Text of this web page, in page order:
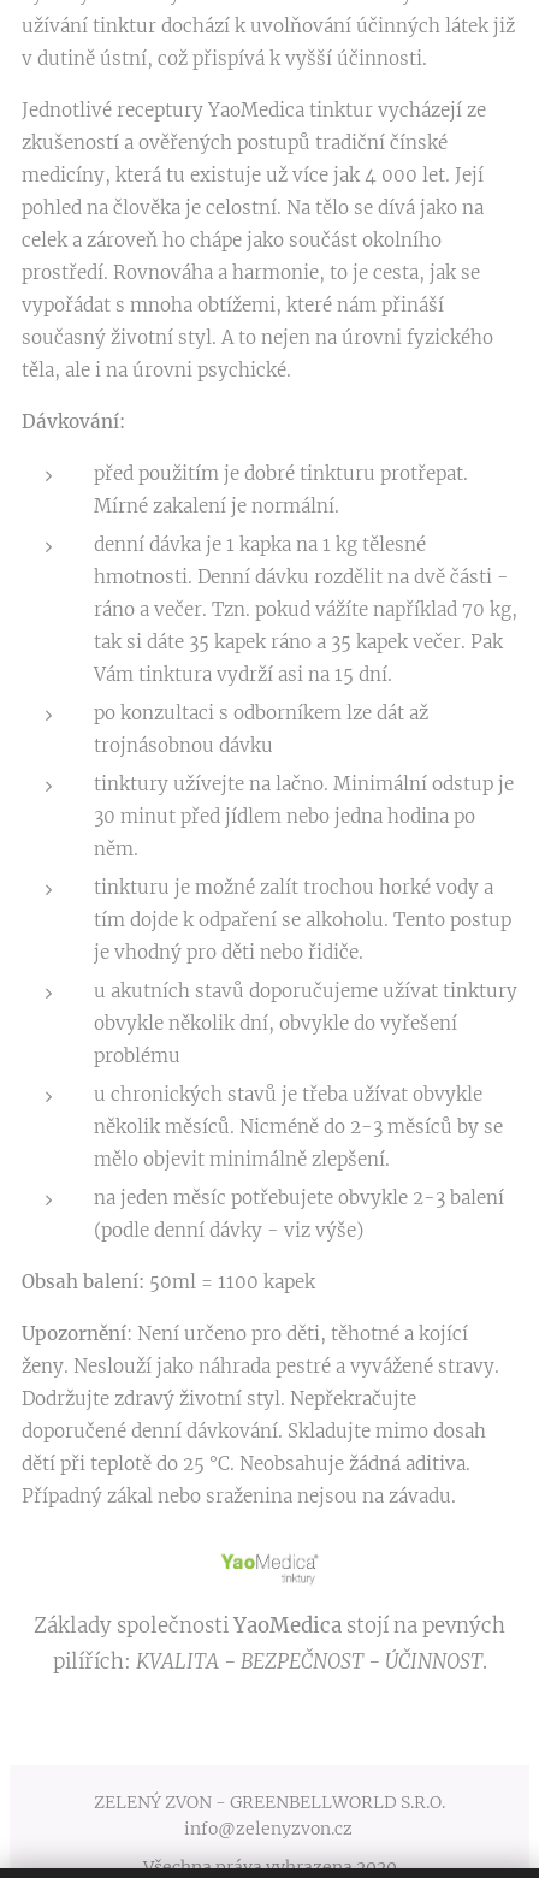
užívání tinktur dochází k uvolňování účinných látek již
v dutině ústní, což přispívá k vyšší účinnosti.
Jednotlivé receptury YaoMedica tinktur vycházejí ze
zkušeností a ověřených postupů tradiční čínské
medicíny, která tu existuje už více jak 4 000 let. Její
pohled na člověka je celostní. Na tělo se dívá jako na
celek a zároveň ho chápe jako součást okolního
prostředí. Rovnováha a harmonie, to je cesta, jak se
vypořádat s mnoha obtížemi, které nám přináší
současný životní styl. A to nejen na úrovni fyzického
těla, ale i na úrovni psychické.
Dávkování:
před použitím je dobré tinkturu protřepat.
Mírné zakalení je normální.
denní dávka je 1 kapka na 1 kg tělesné
hmotnosti. Denní dávku rozdělit na dvě části -
ráno a večer. Tzn. pokud vážíte například 70 kg,
tak si dáte 35 kapek ráno a 35 kapek večer. Pak
Vám tinktura vydrží asi na 15 dní.
po konzultaci s odborníkem lze dát až
trojnásobnou dávku
tinktury užívejte na lačno. Minimální odstup je
30 minut před jídlem nebo jedna hodina po
něm.
tinkturu je možné zalít trochou horké vody a
tím dojde k odpaření se alkoholu. Tento postup
je vhodný pro děti nebo řidiče.
u akutních stavů doporučujeme užívat tinktury
obvykle několik dní, obvykle do vyřešení
problému
u chronických stavů je třeba užívat obvykle
několik měsíců. Nicméně do 2-3 měsíců by se
mělo objevit minimálně zlepšení.
na jeden měsíc potřebujete obvykle 2-3 balení
(podle denní dávky - viz výše)
Obsah balení: 50ml = 1100 kapek
Upozornění: Není určeno pro děti, těhotné a kojící
ženy. Neslouží jako náhrada pestré a vyvážené stravy.
Dodržujte zdravý životní styl. Nepřekračujte
doporučené denní dávkování. Skladujte mimo dosah
dětí při teplotě do 25 °C. Neobsahuje žádná aditiva.
Případný zákal nebo sraženina nejsou na závadu.
Základy společnostiYaoMedica stojí na pevných
pilířích: KVALITA - BEZPEČNOST - ÚČINNOST.
ZELENÝ ZVON - GREENBELLWORLD S.R.O.
info@zelenyzvon.cz
Všechna práva vyhrazena 2020